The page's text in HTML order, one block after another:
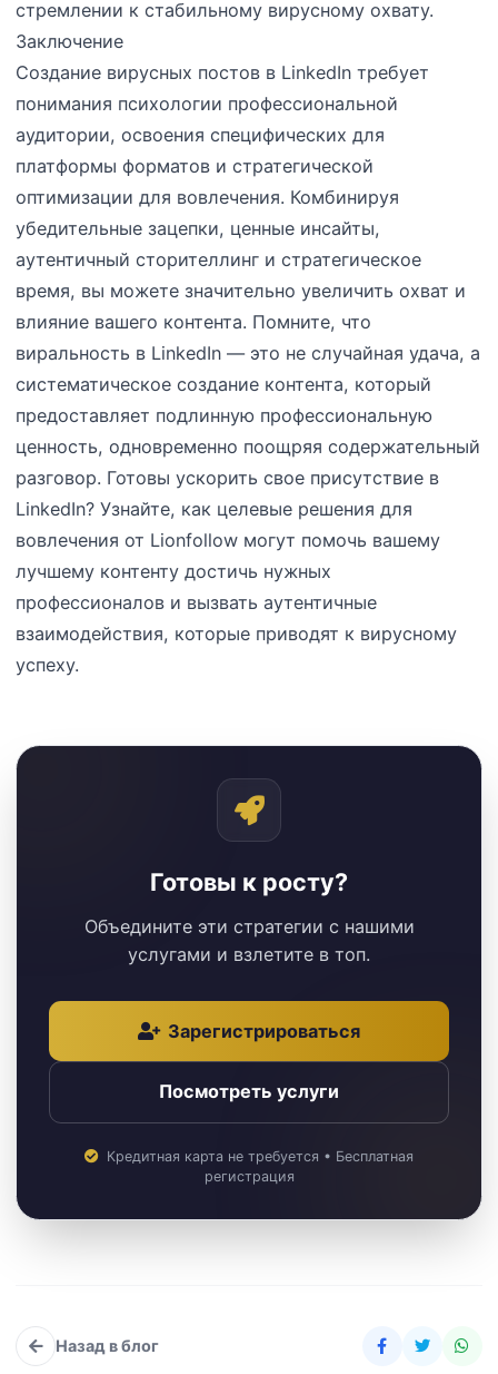
стремлении к стабильному вирусному охвату.
Заключение
Создание вирусных постов в LinkedIn требует
понимания психологии профессиональной
аудитории, освоения специфических для
платформы форматов и стратегической
оптимизации для вовлечения. Комбинируя
убедительные зацепки, ценные инсайты,
аутентичный сторителлинг и стратегическое
время, вы можете значительно увеличить охват и
влияние вашего контента. Помните, что
виральность в LinkedIn — это не случайная удача, а
систематическое создание контента, который
предоставляет подлинную профессиональную
ценность, одновременно поощряя содержательный
разговор. Готовы ускорить свое присутствие в
LinkedIn? Узнайте, как целевые решения для
вовлечения от Lionfollow могут помочь вашему
лучшему контенту достичь нужных
профессионалов и вызвать аутентичные
взаимодействия, которые приводят к вирусному
успеху.
Готовы к росту?
Объедините эти стратегии с нашими
услугами и взлетите в топ.
Зарегистрироваться
Посмотреть услуги
Кредитная карта не требуется • Бесплатная
регистрация
Назад в блог